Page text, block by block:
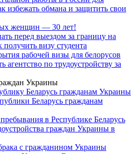
избежать обмана и защитить свои
женщин — 30 лет!
перед выездом за границу на
получить визу студента
рабочей визы для белорусов
агентство по трудоустройству за
Украины
Беларусь гражданам Украины
Беларусь гражданам
в Республике Беларусь
граждан Украины в
с гражданином Украины